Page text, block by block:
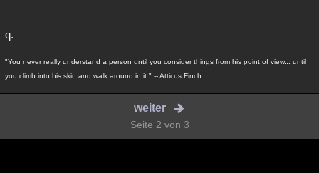
q.
"You never really understand a person until you consider things from his point of view... until
you climb into his skin and walk around in it." -- Atticus Finch
weiter
Seite 2 von 3